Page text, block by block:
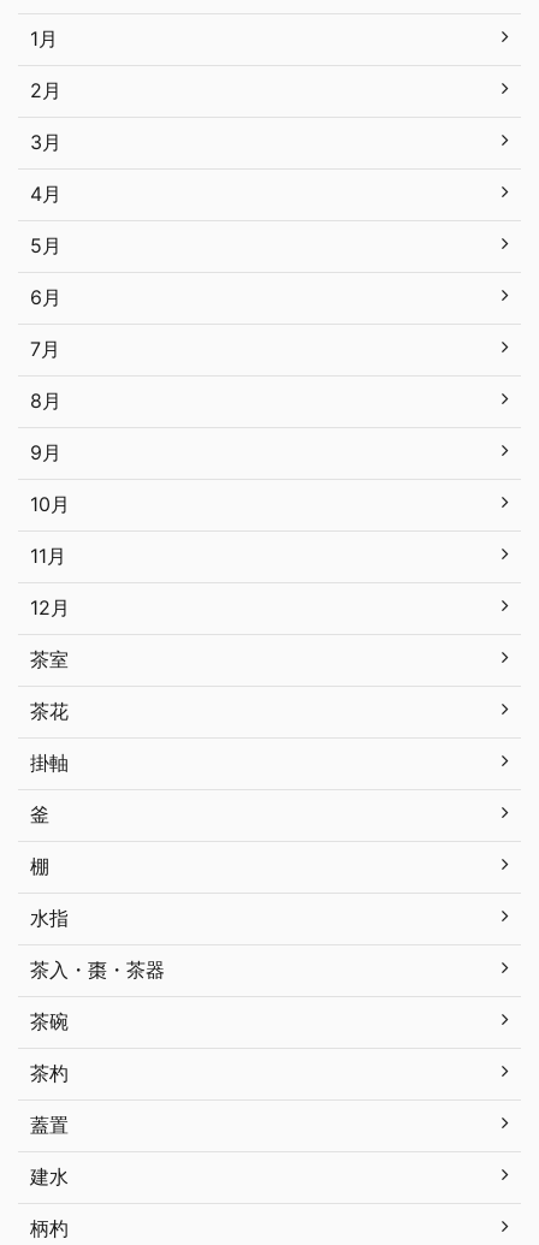
1月
2月
3月
4月
5月
6月
7月
8月
9月
10月
11月
12月
茶室
茶花
掛軸
釜
棚
水指
茶入・棗・茶器
茶碗
茶杓
蓋置
建水
柄杓